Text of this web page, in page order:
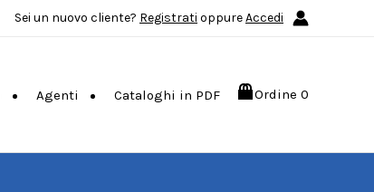
Sei un nuovo cliente? Registrati oppureAccedi
Agenti Cataloghi in PDF Ordine 0